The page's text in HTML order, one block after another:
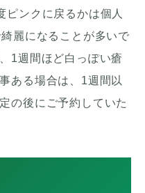
ピンクに戻るかは個人
麗になることが多いで
1週間ほど白っぽい瘡
ある場合は、1週間以
の後にご予約していた